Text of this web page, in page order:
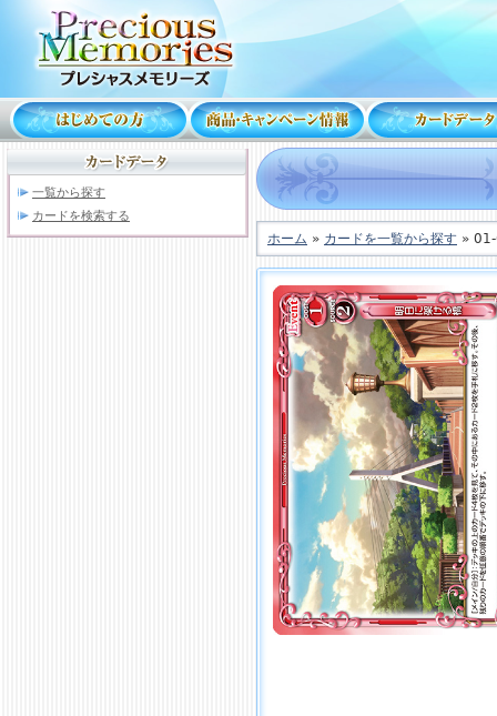
一覧から探す
カードを検索する
ホーム » カードを一覧から探す »